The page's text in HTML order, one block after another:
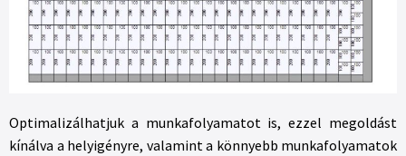
Optimalizálhatjuk a munkafolyamatot is, ezzel megoldást
kínálva a helyigényre, valamint a könnyebb munkafolyamatok